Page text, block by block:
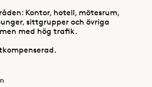
Kontor, hotell, mötesrum,
sittgrupper och övriga
med hög trafik.